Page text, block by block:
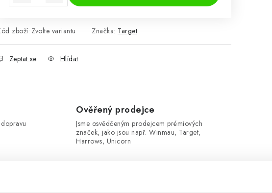
zboží: Zvolte variantu Značka: Target
Zeptat se Hlídat
Ověřený prodejce
Jsme osvědčeným prodejcem prémiových
značek, jako jsou např. Winmau, Target,
Harrows, Unicorn